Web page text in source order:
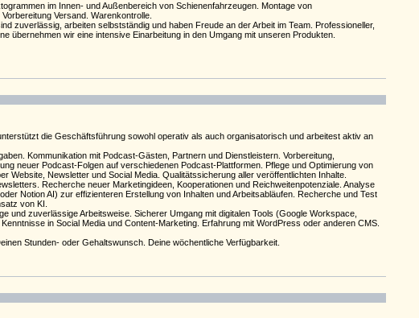
im Innen- und Außenbereich von Schienenfahrzeugen. Montage von
Versand. Warenkontrolle.
zuverlässig, arbeiten selbstständig und haben Freude an der Arbeit im Team. Professioneller,
übernehmen wir eine intensive Einarbeitung in den Umgang mit unseren Produkten.
die Geschäftsführung sowohl operativ als auch organisatorisch und arbeitest aktiv an
Kommunikation mit Podcast-Gästen, Partnern und Dienstleistern. Vorbereitung,
neuer Podcast-Folgen auf verschiedenen Podcast-Plattformen. Pflege und Optimierung von
Newsletter und Social Media. Qualitätssicherung aller veröffentlichten Inhalte.
Recherche neuer Marketingideen, Kooperationen und Reichweitenpotenziale. Analyse
Notion AI) zur effizienteren Erstellung von Inhalten und Arbeitsabläufen. Recherche und Test
von KI.
zuverlässige Arbeitsweise. Sicherer Umgang mit digitalen Tools (Google Workspace,
in Social Media und Content-Marketing. Erfahrung mit WordPress oder anderen CMS.
Stunden- oder Gehaltswunsch. Deine wöchentliche Verfügbarkeit.